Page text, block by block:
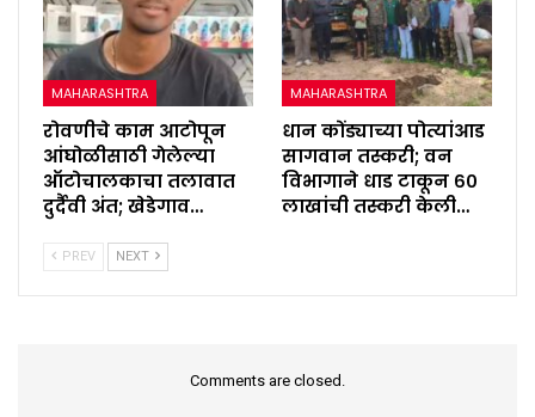
MAHARASHTRA
रोवणीचे काम आटोपून
आंघोळीसाठी गेलेल्या
ऑटोचालकाचा तलावात
दुर्दैवी अंत; खेडेगाव…
MAHARASHTRA
धान कोंड्याच्या पोत्यांआड
सागवान तस्करी; वन
विभागाने धाड टाकून ६०
लाखांची तस्करी केली…
PREV NEXT
Comments are closed.